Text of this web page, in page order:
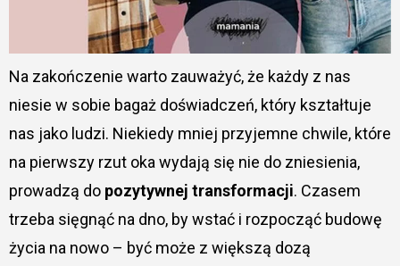
Na zakończenie warto zauważyć, że każdy z nas
niesie w sobie bagaż doświadczeń, który kształtuje
nas jako ludzi. Niekiedy mniej przyjemne chwile, które
na pierwszy rzut oka wydają się nie do zniesienia,
prowadzą do pozytywnej transformacji. Czasem
trzeba sięgnąć na dno, by wstać i rozpocząć budowę
życia na nowo – być może z większą dozą